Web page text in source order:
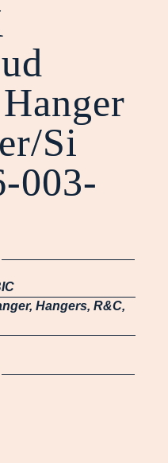
Si
003-
, Hangers, R&C,